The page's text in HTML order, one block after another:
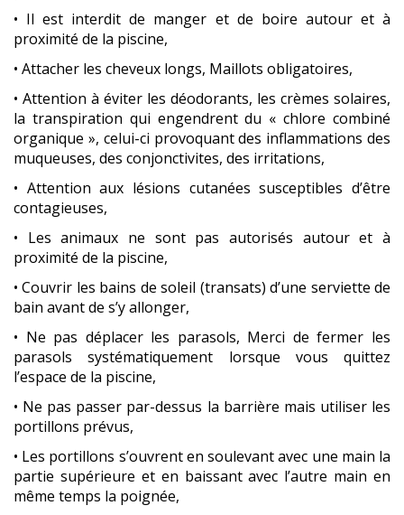
• Il est interdit de manger et de boire autour et à
proximité de la piscine,
• Attacher les cheveux longs, Maillots obligatoires,
• Attention à éviter les déodorants, les crèmes solaires,
la transpiration qui engendrent du « chlore combiné
organique », celui-ci provoquant des inflammations des
muqueuses, des conjonctivites, des irritations,
• Attention aux lésions cutanées susceptibles d’être
contagieuses,
• Les animaux ne sont pas autorisés autour et à
proximité de la piscine,
• Couvrir les bains de soleil (transats) d’une serviette de
bain avant de s’y allonger,
• Ne pas déplacer les parasols, Merci de fermer les
parasols systématiquement lorsque vous quittez
l’espace de la piscine,
• Ne pas passer par-dessus la barrière mais utiliser les
portillons prévus,
• Les portillons s’ouvrent en soulevant avec une main la
partie supérieure et en baissant avec l’autre main en
même temps la poignée,